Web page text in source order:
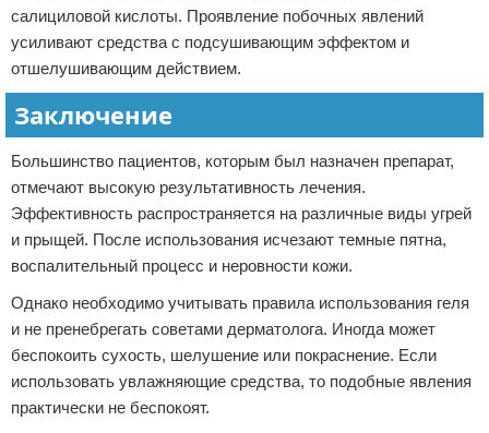
салициловой кислоты. Проявление побочных явлений
усиливают средства с подсушивающим эффектом и
отшелушивающим действием.
Заключение
Большинство пациентов, которым был назначен препарат,
отмечают высокую результативность лечения.
Эффективность распространяется на различные виды угрей
и прыщей. После использования исчезают темные пятна,
воспалительный процесс и неровности кожи.
Однако необходимо учитывать правила использования геля
и не пренебрегать советами дерматолога. Иногда может
беспокоить сухость, шелушение или покраснение. Если
использовать увлажняющие средства, то подобные явления
практически не беспокоят.